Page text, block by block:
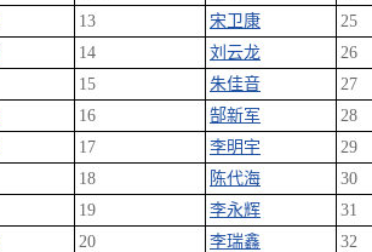
13 宋卫康 25
14 刘云龙 26
15 朱佳音 27
16 郜新军 28
17 李明宇 29
18 陈代海 30
19 李永辉 31
20 李瑞鑫 32